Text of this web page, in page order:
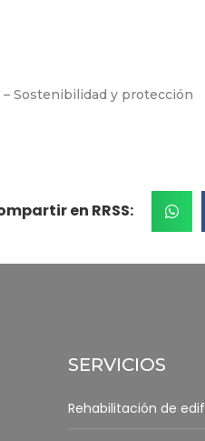
Sostenibilidad y protección
en RRSS:
SERVICIOS
Rehabilitación de